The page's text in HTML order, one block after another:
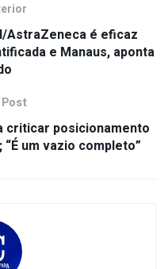
AstraZeneca é eficaz
e Manaus, aponta
criticar posicionamento
um vazio completo”